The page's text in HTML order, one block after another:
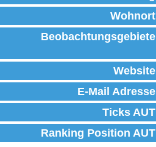
Wohnort
Beobachtungsgebiete
Website
E-Mail Adresse
Ticks AUT
Ranking Position AUT